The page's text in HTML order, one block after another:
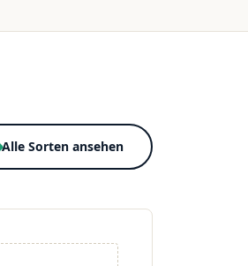
Alle Sorten ansehen